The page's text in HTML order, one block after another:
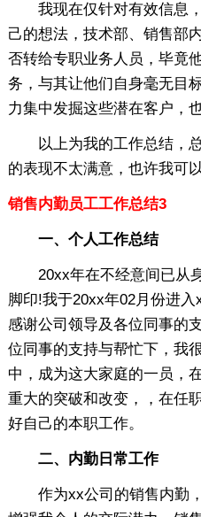
我现在仅针对有效信息，
己的想法，技术部、销售部
否转给专职业务人员，毕竟
务，与其让他们自身毫无目
力集中发掘这些潜在客户，
以上为我的工作总结，总
的表现不太满意，也许我可
销售内勤员工工作总结3
一、个人工作总结
20xx年在不经意间已从
脚印!我于20xx年02月份进
感谢公司领导及各位同事的
位同事的支持与帮忙下，我
中，成为这大家庭的一员，
重大的突破和改变，，在任
好自己的本职工作。
二、内勤日常工作
作为xx公司的销售内勤，